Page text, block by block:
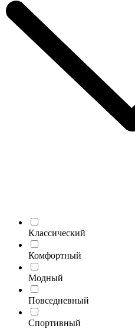
Классический
Комфортный
Модный
Повседневный
Спортивный